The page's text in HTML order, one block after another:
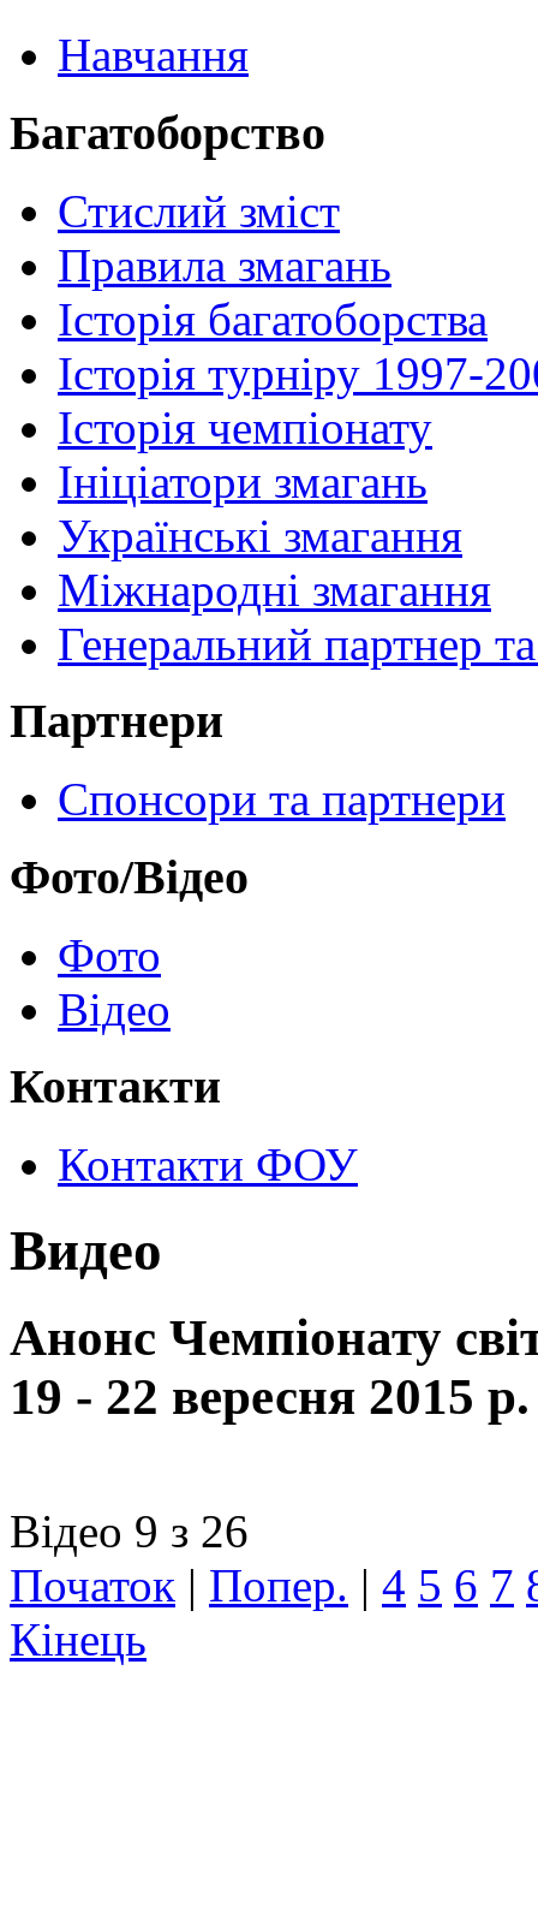
Навчання
Багатоборство
Стислий зміст
Правила змагань
Історія багатоборства
Історія турніру 1997-
Історія чемпіонату
Ініціатори змагань
Українські змагання
Міжнародні змагання
Генеральний партнер
Партнери
Спонсори та партнери
Фото/Відео
Фото
Відео
Контакти
Контакти ФОУ
Видео
Анонс Чемпіонату
19 - 22 вересня 2015
Відео 9 з 26
Початок | Попер. | 4 5 6 7
Кінець